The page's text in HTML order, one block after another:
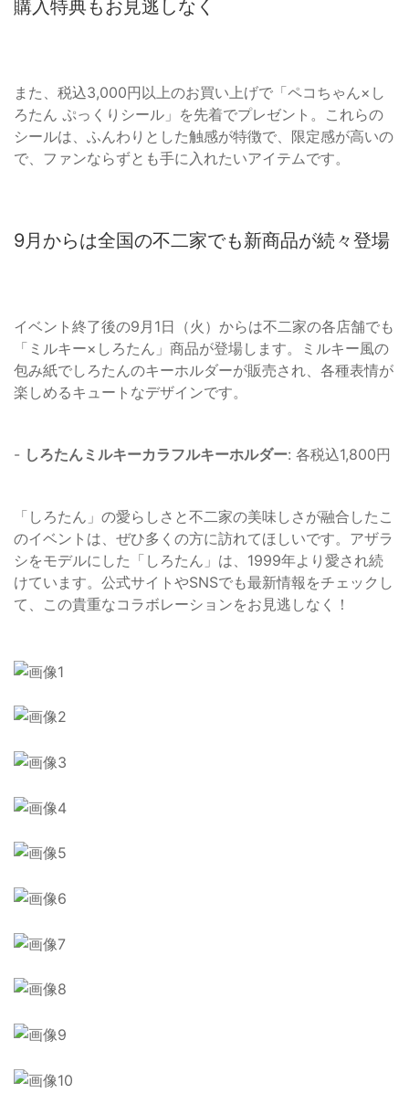
購入特典もお見逃しなく
また、税込3,000円以上のお買い上げで「ペコちゃん×し
ろたん ぷっくりシール」を先着でプレゼント。これらの
シールは、ふんわりとした触感が特徴で、限定感が高いの
で、ファンならずとも手に入れたいアイテムです。
9月からは全国の不二家でも新商品が続々登場
イベント終了後の9月1日（火）からは不二家の各店舗でも
「ミルキー×しろたん」商品が登場します。ミルキー風の
包み紙でしろたんのキーホルダーが販売され、各種表情が
楽しめるキュートなデザインです。
- しろたんミルキーカラフルキーホルダー: 各税込1,800円
「しろたん」の愛らしさと不二家の美味しさが融合したこ
のイベントは、ぜひ多くの方に訪れてほしいです。アザラ
シをモデルにした「しろたん」は、1999年より愛され続
けています。公式サイトやSNSでも最新情報をチェックし
て、この貴重なコラボレーションをお見逃しなく！